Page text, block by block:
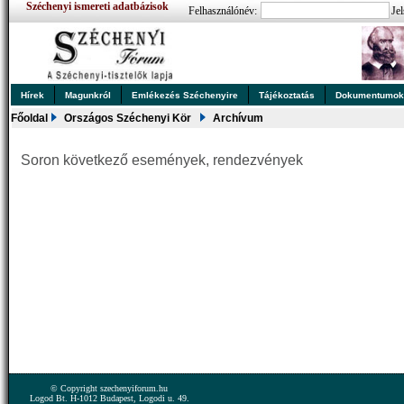
Széchenyi ismereti adatbázisok Felhasználónév:
Hírek Magunkról Emlékezés Széchenyire Tájékoztatás Dokumentumok
Főoldal Országos Széchenyi Kör Archívum
Soron következő események, rendezvények
© Copyright szechenyiforum.hu
Logod Bt. H-1012 Budapest, Logodi u. 49.